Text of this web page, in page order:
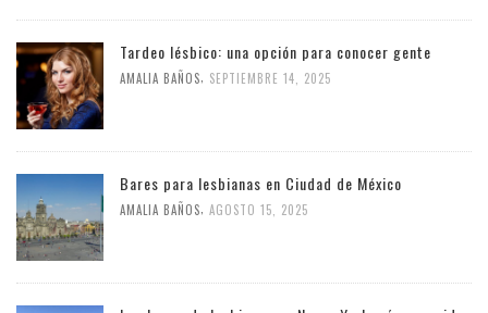
Tardeo lésbico: una opción para conocer gente
AMALIA BAÑOS SEPTIEMBRE 14, 2025
Bares para lesbianas en Ciudad de México
AMALIA BAÑOS AGOSTO 15, 2025